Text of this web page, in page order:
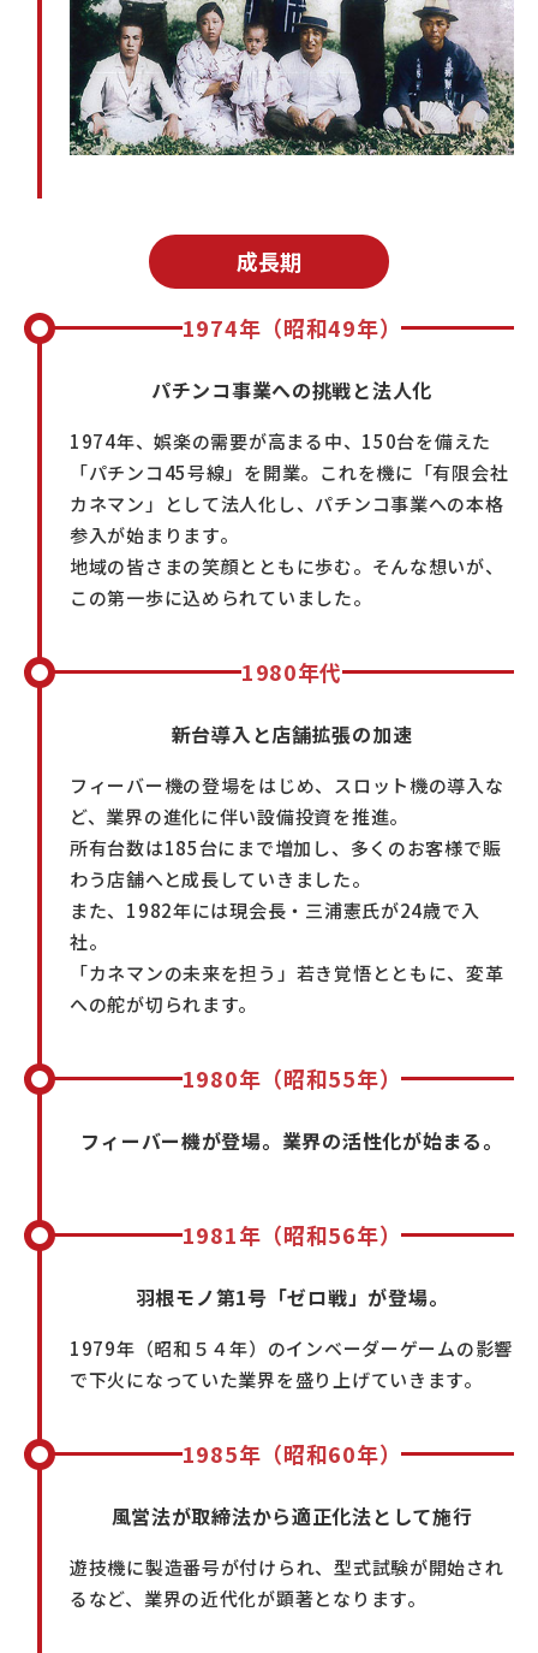
成長期
1974年（昭和49年）
パチンコ事業への挑戦と法人化
1974年、娯楽の需要が高まる中、150台を備えた
「パチンコ45号線」を開業。これを機に「有限会社
カネマン」として法人化し、パチンコ事業への本格
参入が始まります。
地域の皆さまの笑顔とともに歩む。そんな想いが、
この第一歩に込められていました。
1980年代
新台導入と店舗拡張の加速
フィーバー機の登場をはじめ、スロット機の導入な
ど、業界の進化に伴い設備投資を推進。
所有台数は185台にまで増加し、多くのお客様で賑
わう店舗へと成長していきました。
また、1982年には現会長・三浦憲氏が24歳で入
社。
「カネマンの未来を担う」若き覚悟とともに、変革
への舵が切られます。
1980年（昭和55年）
フィーバー機が登場。業界の活性化が始まる。
1981年（昭和56年）
羽根モノ第1号「ゼロ戦」が登場。
1979年（昭和５４年）のインベーダーゲームの影響
で下火になっていた業界を盛り上げていきます。
1985年（昭和60年）
風営法が取締法から適正化法として施行
遊技機に製造番号が付けられ、型式試験が開始され
るなど、業界の近代化が顕著となります。